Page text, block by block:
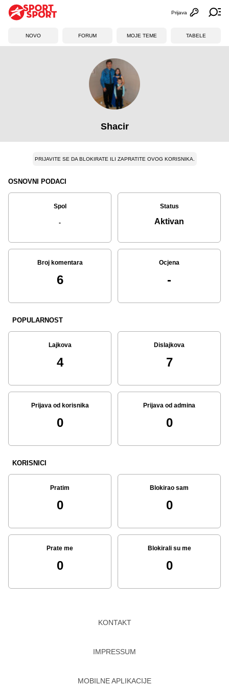
Otvori
Prijava
NOVO FORUM MOJE TEME TABELE
Shacir
PRIJAVITE SE DA BLOKIRATE ILI ZAPRATITE OVOG KORISNIKA.
OSNOVNI PODACI
Spol
-
Status
Aktivan
Broj komentara
6
Ocjena
-
POPULARNOST
Lajkova
4
Dislajkova
7
Prijava od korisnika
0
Prijava od admina
0
KORISNICI
Pratim
0
Blokirao sam
0
Prate me
0
Blokirali su me
0
KONTAKT
IMPRESSUM
MOBILNE APLIKACIJE